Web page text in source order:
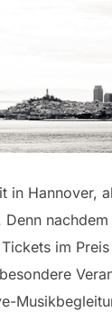
in Hannover,
im